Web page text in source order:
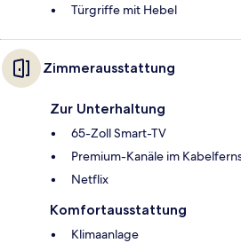
Türgriffe mit Hebel
Zimmerausstattung
Zur Unterhaltung
65-Zoll Smart-TV
Premium-Kanäle im
Netflix
Komfortausstattung
Klimaanlage